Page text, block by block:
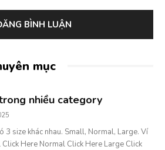
mục
nhiều category
3 size khác nhau. Small, Normal, Large. Ví
Here Normal Click Here Large Click